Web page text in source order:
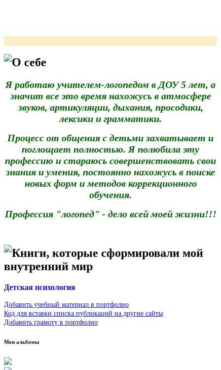
О себе
Я работаю учителем-логопедом в ДОУ 5 лет, а
значит все это время нахожусь в атмосфере
звуков, артикуляции, дыхания, просодики,
лексики и грамматики.
Процесс от общения с детьми захватывает и
поглощает полностью. Я полюбила эту
профессию и стараюсь совершенствовать свои
знания и умения, постоянно нахожусь в поиске
новых форм и методов коррекционного
обучения.
Профессия "логопед" - дело всей моей жизни!!!
Книги, которые сформировали мой
внутренний мир
Детская психология
Добавить учебный материал в портфолио
Код для вставки списка публикаций на другие сайты
Добавить грамоту в портфолио
Мои альбомы